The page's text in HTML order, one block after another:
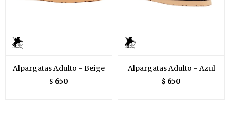
Alpargatas Adulto - Beige
$ 650
Alpargatas Adulto - Azul
$ 650